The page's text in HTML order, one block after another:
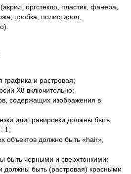
оргстекло, пластик, фанера,
пробка, полистирол,
графика и растровая;
Х8 включительно;
содержащих изображения в
или гравировки должны быть
1;
объектов должно быть «hair»,
быть черными и сверхтонкими;
должны быть (растровая) красными